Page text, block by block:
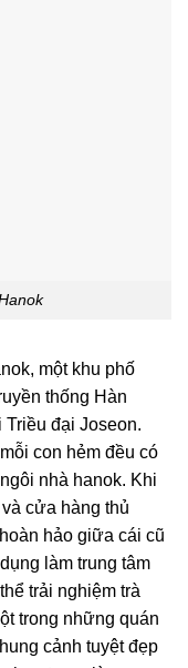
một khu phố
thống Hàn
đại Joseon.
con hẻm đều có
nhà hanok. Khi
cửa hàng thủ
hảo giữa cái cũ
làm trung tâm
trải nghiệm trà
trong những quán
cảnh tuyệt đẹp